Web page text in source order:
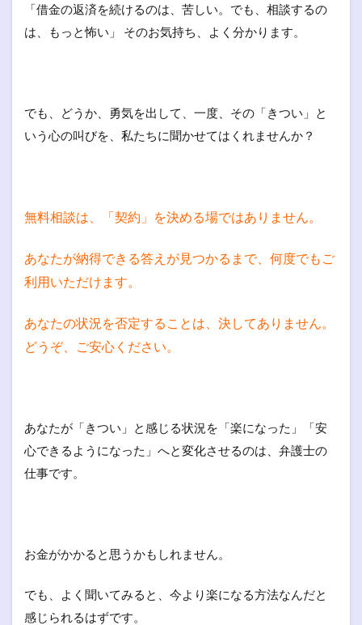
「借金の返済を続けるのは、苦しい。でも、相談するの
は、もっと怖い」 そのお気持ち、よく分かります。
でも、どうか、勇気を出して、一度、その「きつい」と
いう心の叫びを、私たちに聞かせてはくれませんか？
無料相談は、「契約」を決める場ではありません。
あなたが納得できる答えが見つかるまで、何度でもご
利用いただけます。
あなたの状況を否定することは、決してありません。
どうぞ、ご安心ください。
あなたが「きつい」と感じる状況を「楽になった」「安
心できるようになった」へと変化させるのは、弁護士の
仕事です。
お金がかかると思うかもしれません。
でも、よく聞いてみると、今より楽になる方法なんだと
感じられるはずです。